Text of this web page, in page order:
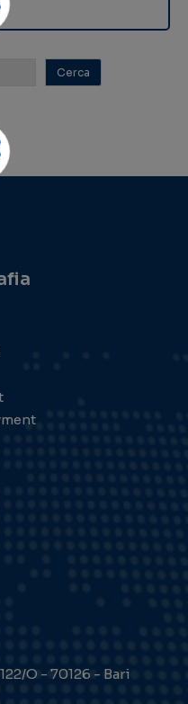
O - 70126 - Bari